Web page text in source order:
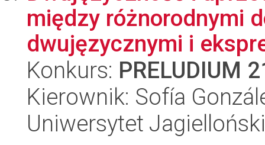
między różnorodnymi
dwujęzycznymi i
Konkurs: PRELUDIUM
Kierownik: Sofía
Uniwersytet